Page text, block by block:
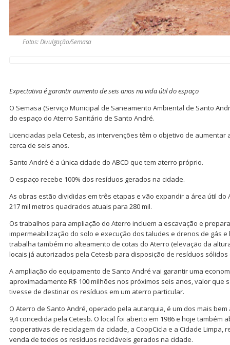
Fotos: Divulgação/Semasa
Expectativa é garantir aumento de seis anos na vida útil do espaço
O Semasa (Serviço Municipal de Saneamento Ambiental de Santo
do espaço do Aterro Sanitário de Santo André.
Licenciadas pela Cetesb, as intervenções têm o objetivo de aumentar
cerca de seis anos.
Santo André é a única cidade do ABCD que tem aterro próprio.
O espaço recebe 100% dos resíduos gerados na cidade.
As obras estão divididas em três etapas e vão expandir a área útil do
217 mil metros quadrados atuais para 280 mil.
Os trabalhos para ampliação do Aterro incluem a escavação e
impermeabilização do solo e execução dos taludes e drenos de gás
trabalha também no alteamento de cotas do Aterro (elevação da
locais já autorizados pela Cetesb para disposição de resíduos sólidos
A ampliação do equipamento de Santo André vai garantir uma
aproximadamente R$ 100 milhões nos próximos seis anos, valor que
tivesse de destinar os resíduos em um aterro particular.
O Aterro de Santo André, operado pela autarquia, é um dos mais
9,4 concedida pela Cetesb. O local foi aberto em 1986 e hoje também
cooperativas de reciclagem da cidade, a CoopCicla e a Cidade Limpa,
venda de todos os resíduos recicláveis gerados na cidade.